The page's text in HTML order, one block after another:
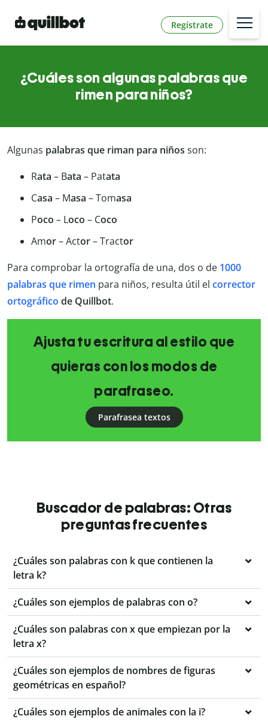
Regístrate
¿Cuáles son algunas palabras que
rimen para niños?
Algunas palabras que riman para niños son:
Rata – Bata – Patata
Casa – Masa – Tomasa
Poco – Loco – Coco
Amor– Actor– Tractor
Para comprobar la ortografía de una, dos o de 1000
palabras que rimen para niños, resulta útil el corrector
ortográfico de Quillbot.
Ajusta tu escritura al estilo que
quieras con los modos de
parafraseo.
Parafrasea textos
Buscador de palabras: Otras
preguntas frecuentes
¿Cuáles son palabras con k que contienen la
letra k?
¿Cuáles son ejemplos de palabras con o?
¿Cuáles son palabras con x que empiezan por la
letra x?
¿Cuáles son ejemplos de nombres de figuras
geométricas en español?
¿Cuáles son ejemplos de animales con la i?